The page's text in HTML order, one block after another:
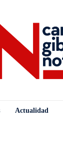
Actualidad